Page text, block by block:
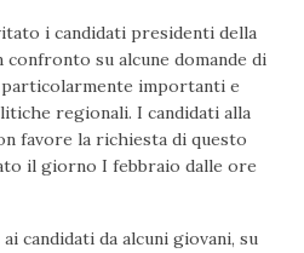
i candidati presidenti della
confronto su alcune domande di
importanti e
regionali. I candidati alla
favore la richiesta di questo
il giorno I febbraio dalle ore
candidati da alcuni giovani, su